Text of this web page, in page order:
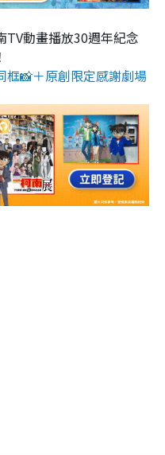
TV動畫播放30週年紀念
框📸＋原創限定感謝劇場